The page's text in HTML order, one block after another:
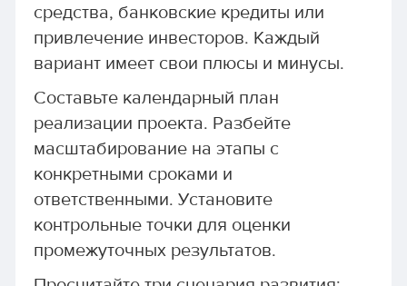
средства, банковские кредиты или
привлечение инвесторов. Каждый
вариант имеет свои плюсы и минусы.
Составьте календарный план
реализации проекта. Разбейте
масштабирование на этапы с
конкретными сроками и
ответственными. Установите
контрольные точки для оценки
промежуточных результатов.